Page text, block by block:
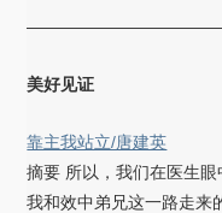
美好见证
靠主我站立/唐建英
摘要 所以，我们在医生
我和效中弟兄这一路走来